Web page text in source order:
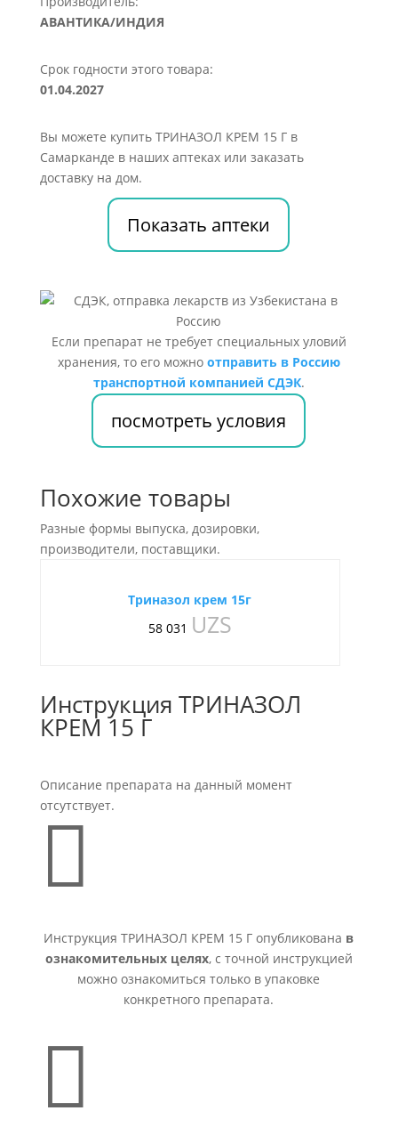
АВАНТИКА/ИНДИЯ
Срок годности этого товара:
01.04.2027
Вы можете купить ТРИНАЗОЛ КРЕМ 15 Г в
Самарканде в наших аптеках или заказать
доставку на дом.
Показать аптеки
Если препарат не требует специальных уловий
хранения, то его можно отправить в Россию
транспортной компанией СДЭК.
посмотреть условия
Похожие товары
Разные формы выпуска, дозировки,
производители, поставщики.
Триназол крем 15г
58 031 UZS
Инструкция ТРИНАЗОЛ
КРЕМ 15 Г
Описание препарата на данный момент
отсутствует.

Инструкция ТРИНАЗОЛ КРЕМ 15 Г опубликована в
ознакомительных целях, с точной инструкцией
можно ознакомиться только в упаковке
конкретного препарата.
